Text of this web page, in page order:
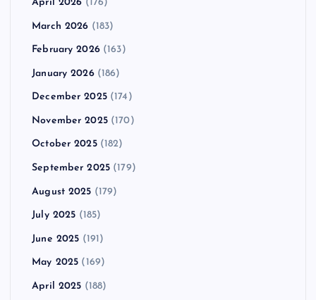
April 2026 (176)
March 2026 (183)
February 2026(163)
January 2026(186)
December 2025(174)
November 2025(170)
October 2025(182)
September 2025 (179)
August 2025 (179)
July 2025 (185)
June 2025 (191)
May 2025 (169)
April 2025 (188)